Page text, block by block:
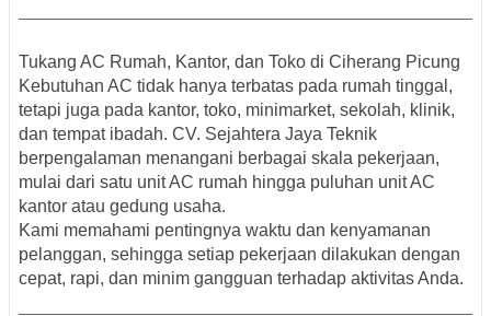
Tukang AC Rumah, Kantor, dan Toko di Ciherang Picung
Kebutuhan AC tidak hanya terbatas pada rumah tinggal,
tetapi juga pada kantor, toko, minimarket, sekolah, klinik,
dan tempat ibadah. CV. Sejahtera Jaya Teknik
berpengalaman menangani berbagai skala pekerjaan,
mulai dari satu unit AC rumah hingga puluhan unit AC
kantor atau gedung usaha.
Kami memahami pentingnya waktu dan kenyamanan
pelanggan, sehingga setiap pekerjaan dilakukan dengan
cepat, rapi, dan minim gangguan terhadap aktivitas Anda.